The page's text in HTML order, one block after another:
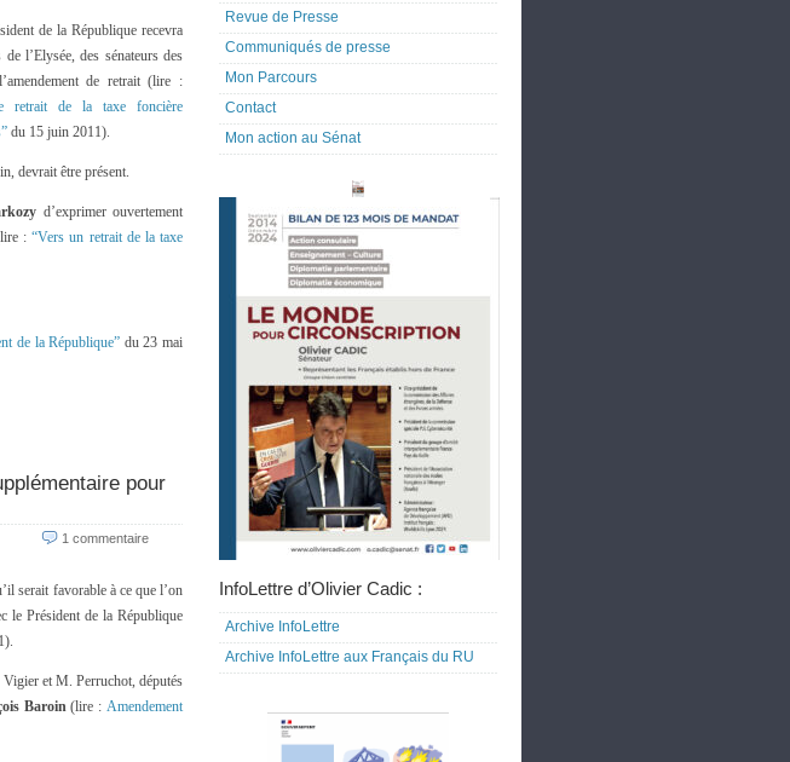
de la République recevra
l’Elysée, des sénateurs des
de retrait (lire :
retrait de la taxe foncière
du 15 juin 2011).
devrait être présent.
d’exprimer ouvertement
:“Vers un retrait de la taxe
de la République” du 23 mai
pour
1 commentaire
serait favorable à ce que l’on
le Président de la République
Vigier et M. Perruchot, députés
Baroin(lire :Amendement
Revue de Presse
Communiqués de presse
Mon Parcours
Contact
Mon action au Sénat
InfoLettre d’Olivier Cadic :
Archive InfoLettre
Archive InfoLettre aux Français du RU